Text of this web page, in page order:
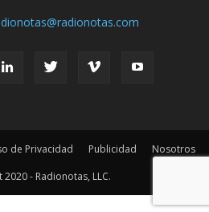
de Privacidad Publicidad
Nosotros
- Radionotas, LLC.